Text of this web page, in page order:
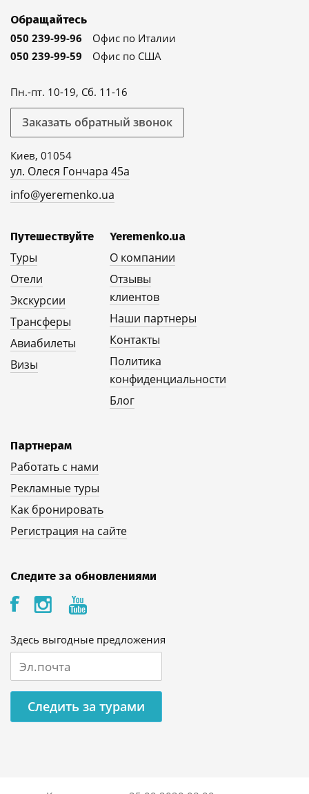
Обращайтесь
050 239-99-96
Офис по Италии
050 239-99-59
Офис по США
Пн.-пт. 10-19, Сб. 11-16
Заказать обратный звонок
Киев, 01054
ул. Олеся Гончара 45а
info@yeremenko.ua
Путешествуйте
Туры
Отели
Экскурсии
Трансферы
Авиабилеты
Визы
Yeremenko.ua
О компании
Отзывы
клиентов
Наши партнеры
Контакты
Политика
конфиденциальности
Блог
Партнерам
Работать с нами
Рекламные туры
Как бронировать
Регистрация на сайте
Следите за обновлениями
Здесь выгодные предложения
Следить за турами